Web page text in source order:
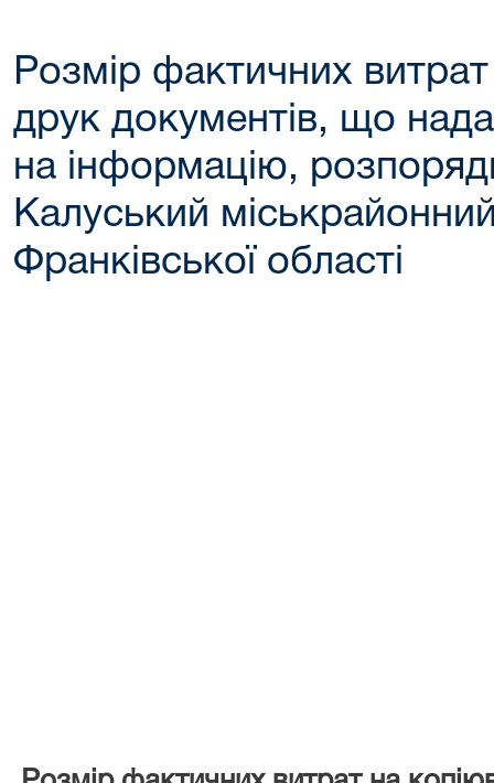
Розмір фактичних
друк документів, що
на інформацію,
Калуський
Франківської області